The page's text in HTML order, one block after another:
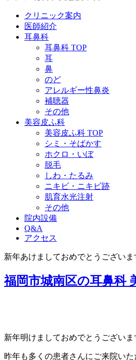
クリニック案内
医師紹介
耳鼻科
耳鼻科 TOP
耳
鼻
のど
アレルギー性鼻炎
補聴器
その他
美容皮ふ科
美容皮ふ科 TOP
シミ・そばかす
ホクロ・いぼ
脱毛
しわ・たるみ
ニキビ・ニキビ跡
肌育水光注射
その他
院内設備
Q&A
アクセス
新年あけましておめでとうございま
福岡市城南区の耳鼻科
新年明けましておめでとうございま
昨年も多くの患者さんにご来院いた